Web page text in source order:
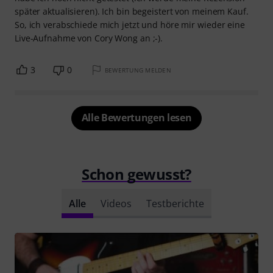
später aktualisieren). Ich bin begeistert von meinem Kauf.
So, ich verabschiede mich jetzt und höre mir wieder eine
Live-Aufnahme von Cory Wong an ;-).
3 0 BEWERTUNG MELDEN
Alle Bewertungen lesen
Schon gewusst?
Alle Videos Testberichte